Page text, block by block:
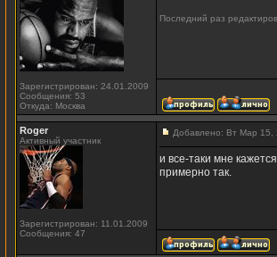
Зарегистрирован: 24.01.2009
Сообщения: 53
Откуда: Москва
Последний раз
Roger
Активный участник
Зарегистрирован: 11.01.2009
Сообщения: 47
Добавлено: Вт Мар 15,
и все-таки мне
примерно так.